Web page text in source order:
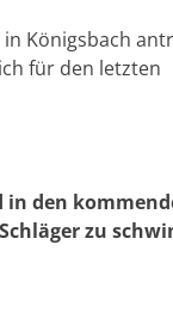
in Königsbach
für den letzten
in den
zu